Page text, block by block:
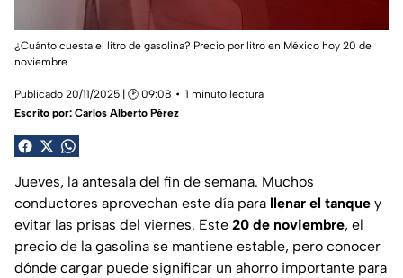
¿Cuánto cuesta el litro de gasolina? Precio por litro en México hoy 20 de
noviembre
Publicado 20/11/2025 | 🕑 09:08
1 minuto lectura
Escrito por: Carlos Alberto Pérez
Jueves, la antesala del fin de semana. Muchos
conductores aprovechan este día para llenar el tanque y
evitar las prisas del viernes. Este 20 de noviembre, el
precio de la gasolina se mantiene estable, pero conocer
dónde cargar puede significar un ahorro importante para